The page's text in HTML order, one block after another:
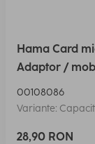
Hama Card
Adaptor /
00108086
Variante:
28,90 RON